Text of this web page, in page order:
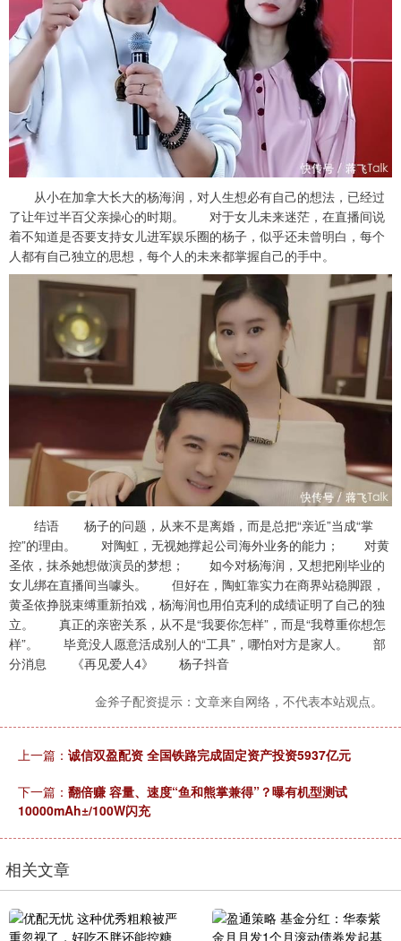
从小在加拿大长大的杨海润，对人生想必有自己的想法，已经过
了让年过半百父亲操心的时期。 对于女儿未来迷茫，在直播间说
着不知道是否要支持女儿进军娱乐圈的杨子，似乎还未曾明白，每个
人都有自己独立的思想，每个人的未来都掌握自己的手中。
结语 杨子的问题，从来不是离婚，而是总把“亲近”当成“掌
控”的理由。 对陶虹，无视她撑起公司海外业务的能力； 对黄
圣依，抹杀她想做演员的梦想； 如今对杨海润，又想把刚毕业的
女儿绑在直播间当噱头。 但好在，陶虹靠实力在商界站稳脚跟，
黄圣依挣脱束缚重新拍戏，杨海润也用伯克利的成绩证明了自己的独
立。 真正的亲密关系，从不是“我要你怎样”，而是“我尊重你想怎
样”。 毕竟没人愿意活成别人的“工具”，哪怕对方是家人。 部
分消息 《再见爱人4》 杨子抖音
金斧子配资提示：文章来自网络，不代表本站观点。
上一篇： 诚信双盈配资 全国铁路完成固定资产投资5937亿元
下一篇： 翻倍赚 容量、速度“鱼和熊掌兼得”？曝有机型测试
10000mAh±/100W闪充
相关文章